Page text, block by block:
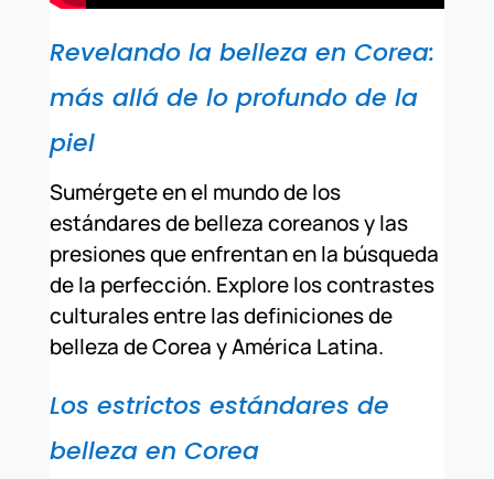
Revelando la belleza en Corea:
más allá de lo profundo de la
piel
Sumérgete en el mundo de los
estándares de belleza coreanos y las
presiones que enfrentan en la búsqueda
de la perfección. Explore los contrastes
culturales entre las definiciones de
belleza de Corea y América Latina.
Los estrictos estándares de
belleza en Corea